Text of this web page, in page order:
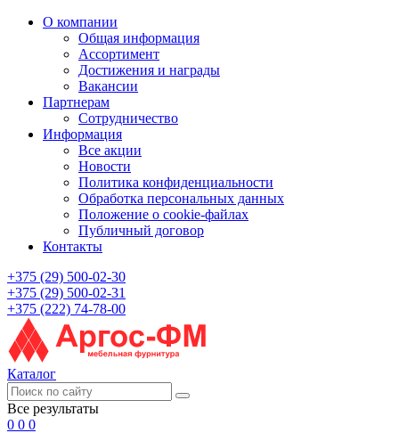
О компании
Общая информация
Ассортимент
Достижения и награды
Вакансии
Партнерам
Сотрудничество
Информация
Все акции
Новости
Политика конфиденциальности
Обработка персональных данных
Положение о cookie-файлах
Публичный договор
Контакты
+375 (29) 500-02-30
+375 (29) 500-02-31
+375 (222) 74-78-00
Каталог
Все результаты
0 0 0